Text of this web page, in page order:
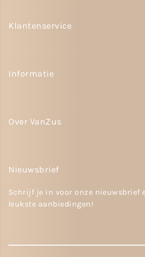
Klantenservice
Informatie
Over VanZus
Nieuwsbrief
Schrijf je in voor onze nieuwsbrief
leukste aanbiedingen!